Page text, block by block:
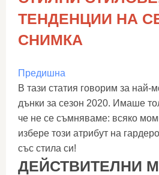
ТЕНДЕНЦИИ НА
СНИМКА
Предишна
В тази статия говорим за най-
дънки за сезон 2020. Имаше
че не се съмняваме: всяко
избере този атрибут на
със стила си!
ДЕЙСТВИТЕЛНИ